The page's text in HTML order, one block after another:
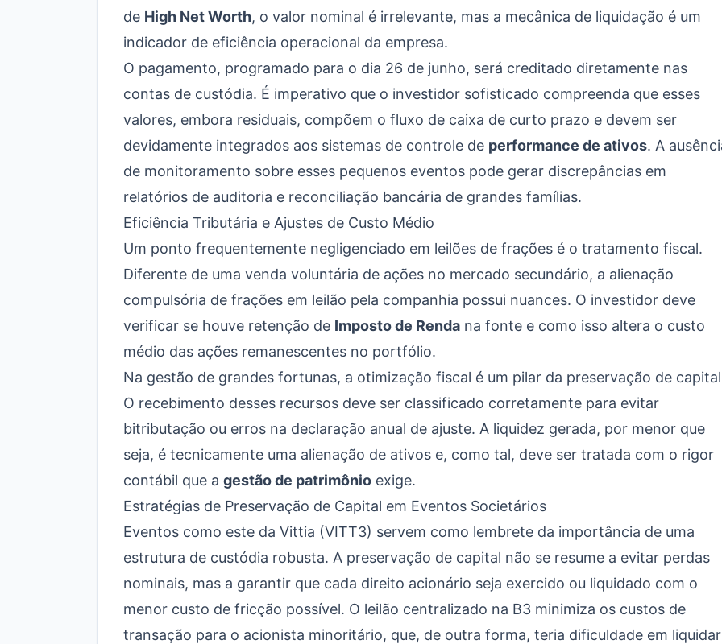
de High Net Worth, o valor nominal é irrelevante, mas a mecânica de liquidação é um
indicador de eficiência operacional da empresa.
O pagamento, programado para o dia 26 de junho, será creditado diretamente nas
contas de custódia. É imperativo que o investidor sofisticado compreenda que esses
valores, embora residuais, compõem o fluxo de caixa de curto prazo e devem ser
devidamente integrados aos sistemas de controle de performance de ativos. A
de monitoramento sobre esses pequenos eventos pode gerar discrepâncias em
relatórios de auditoria e reconciliação bancária de grandes famílias.
Eficiência Tributária e Ajustes de Custo Médio
Um ponto frequentemente negligenciado em leilões de frações é o tratamento fiscal.
Diferente de uma venda voluntária de ações no mercado secundário, a alienação
compulsória de frações em leilão pela companhia possui nuances. O investidor deve
verificar se houve retenção de Imposto de Renda na fonte e como isso altera o custo
médio das ações remanescentes no portfólio.
Na gestão de grandes fortunas, a otimização fiscal é um pilar da preservação de
O recebimento desses recursos deve ser classificado corretamente para evitar
bitributação ou erros na declaração anual de ajuste. A liquidez gerada, por menor que
seja, é tecnicamente uma alienação de ativos e, como tal, deve ser tratada com o rigor
contábil que a gestão de patrimônio exige.
Estratégias de Preservação de Capital em Eventos Societários
Eventos como este da Vittia (VITT3) servem como lembrete da importância de uma
estrutura de custódia robusta. A preservação de capital não se resume a evitar perdas
nominais, mas a garantir que cada direito acionário seja exercido ou liquidado com o
menor custo de fricção possível. O leilão centralizado na B3 minimiza os custos de
transação para o acionista minoritário, que, de outra forma, teria dificuldade em liquidar